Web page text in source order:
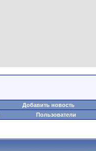
Добавить новость
Пользователи